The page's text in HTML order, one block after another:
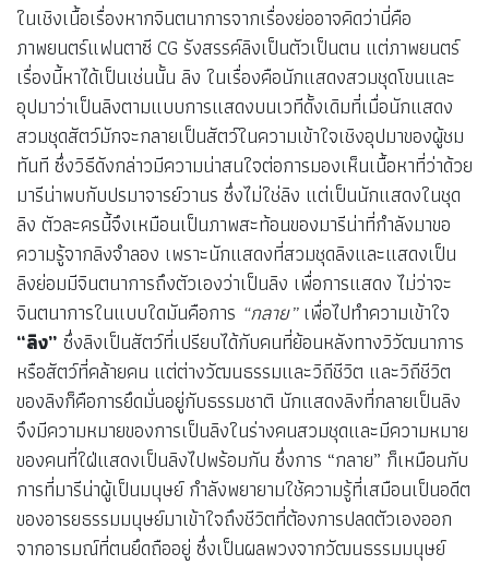
ในเชิงเนื้อเรื่องหากจินตนาการจากเรื่องย่ออาจคิดว่านี่คือ
ภาพยนตร์แฟนตาซี CG รังสรรค์ลิงเป็นตัวเป็นตน แต่ภาพยนตร์
เรื่องนี้หาได้เป็นเช่นนั้น ลิง ในเรื่องคือนักแสดงสวมชุดโขนและ
อุปมาว่าเป็นลิงตามแบบการแสดงบนเวทีดั้งเดิมที่เมื่อนักแสดง
สวมชุดสัตว์มักจะกลายเป็นสัตว์ในความเข้าใจเชิงอุปมาของผู้ชม
ทันที ซึ่งวิธีดังกล่าวมีความน่าสนใจต่อการมองเห็นเนื้อหาที่ว่าด้วย
มารีน่าพบกับปรมาจารย์วานร ซึ่งไม่ใช่ลิง แต่เป็นนักแสดงในชุด
ลิง ตัวละครนี้จึงเหมือนเป็นภาพสะท้อนของมารีน่าที่กำลังมาขอ
ความรู้จากลิงจำลอง เพราะนักแสดงที่สวมชุดลิงและแสดงเป็น
ลิงย่อมมีจินตนาการถึงตัวเองว่าเป็นลิง เพื่อการแสดง ไม่ว่าจะ
จินตนาการในแบบใดมันคือการ “กลาย”เพื่อไปทำความเข้าใจ
“ลิง” ซึ่งลิงเป็นสัตว์ที่เปรียบได้กับคนที่ย้อนหลังทางวิวัฒนาการ
หรือสัตว์ที่คล้ายคน แต่ต่างวัฒนธรรมและวิถีชีวิต และวิถีชีวิต
ของลิงก็คือการยึดมั่นอยู่กับธรรมชาติ นักแสดงลิงที่กลายเป็นลิง
จึงมีความหมายของการเป็นลิงในร่างคนสวมชุดและมีความหมาย
ของคนที่ใฝ่แสดงเป็นลิงไปพร้อมกัน ซึ่งการ “กลาย” ก็เหมือนกับ
การที่มารีน่าผู้เป็นมนุษย์ กำลังพยายามใช้ความรู้ที่เสมือนเป็นอดีต
ของอารยธรรมมนุษย์มาเข้าใจถึงชีวิตที่ต้องการปลดตัวเองออก
จากอารมณ์ที่ตนยึดถืออยู่ ซึ่งเป็นผลพวงจากวัฒนธรรมมนุษย์